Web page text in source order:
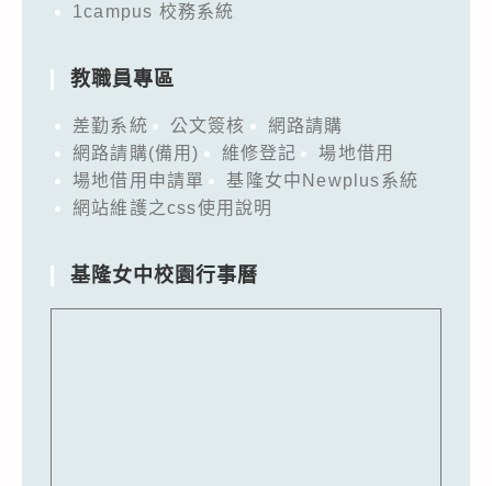
1campus 校務系統
教職員專區
差勤系統 公文簽核
網路請購
網路請購(備用)
維修登記
場地借用
場地借用申請單
基隆女中Newplus系統
網站維護之css使用說明
基隆女中校園行事曆